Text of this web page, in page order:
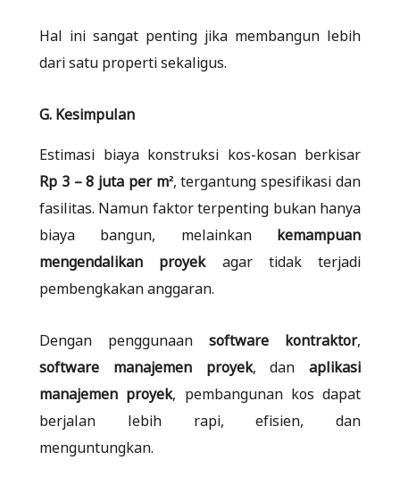
Hal ini sangat penting jika membangun lebih
dari satu properti sekaligus.
G. Kesimpulan
Estimasi biaya konstruksi kos-kosan berkisar
Rp 3 – 8 juta per m², tergantung spesifikasi dan
fasilitas. Namun faktor terpenting bukan hanya
biaya bangun, melainkan kemampuan
mengendalikan proyekagar tidak terjadi
pembengkakan anggaran.
Dengan penggunaan software kontraktor,
software manajemen proyek, dan aplikasi
manajemen proyek, pembangunan kos dapat
berjalan lebih rapi, efisien, dan
menguntungkan.